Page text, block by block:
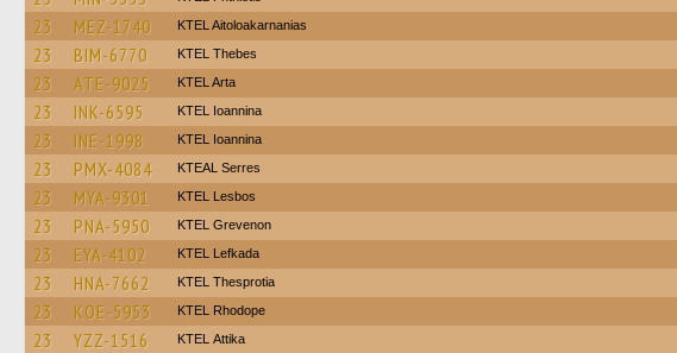
23 MEZ-1740 KTEL Aitoloakarnanias
23 BIM-6770 KTEL Thebes
23 ATE-9025 KTEL Arta
23 INK-6595 KTEL Ioannina
23 INE-1998 KTEL Ioannina
23 PMX-4084 KTEAL Serres
23 MYA-9301 KTEL Lesbos
23 PNA-5950 ΚΤΕL Grevenon
23 EYA-4102 KTEL Lefkada
23 HNA-7662 KTEL Thesprotia
23 KOE-5953 KTEL Rhodope
23 YZZ-1516 KΤΕL Αttika